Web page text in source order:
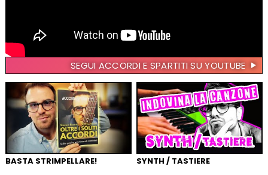
SEGUI ACCORDI E SPARTITI SU YOUTUBE
BASTA STRIMPELLARE! SYNTH / TASTIERE